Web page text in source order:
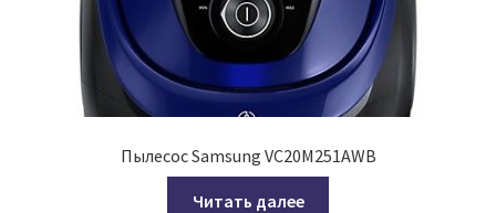
Пылесос Samsung VC20M251AWB
Читать далее